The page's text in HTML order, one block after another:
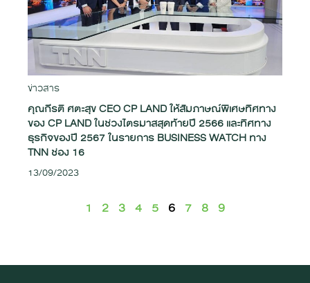
ข่าวสาร
คุณกีรติ ศตะสุข CEO CP LAND ให้สัมภาษณ์พิเศษทิศทาง
ของ CP LAND ในช่วงไตรมาสสุดท้ายปี 2566 และทิศทาง
ธุรกิจของปี 2567 ในรายการ BUSINESS WATCH ทาง
TNN ช่อง 16
13/09/2023
1 2 3 4 5 6 7 8 9